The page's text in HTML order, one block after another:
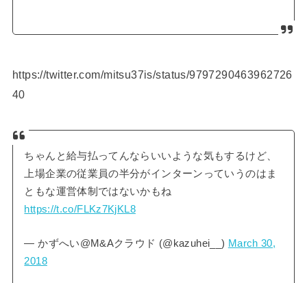
https://twitter.com/mitsu37is/status/9797290463962726
40
ちゃんと給与払ってんならいいような気もするけど、
上場企業の従業員の半分がインターンっていうのはま
ともな運営体制ではないかもね
https://t.co/FLKz7KjKL8
— かずへい@M&Aクラウド (@kazuhei__) March 30,
2018